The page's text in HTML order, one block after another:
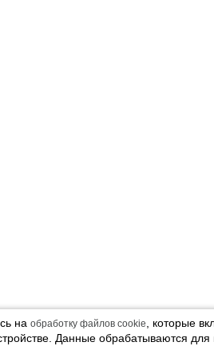
наобработку файлов cookie
, которые
Данные обрабатываются